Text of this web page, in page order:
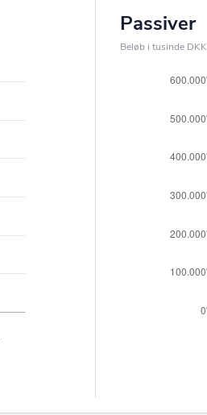
Passiver
Beløb i tusinde DKK